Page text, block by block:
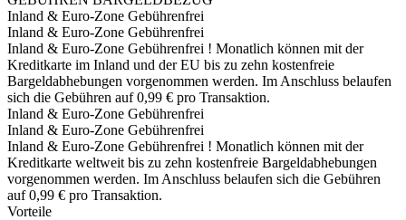
Inland & Euro-Zone Gebührenfrei
Inland & Euro-Zone Gebührenfrei
Inland & Euro-Zone Gebührenfrei ! Monatlich können mit der
Kreditkarte im Inland und der EU bis zu zehn kostenfreie
Bargeldabhebungen vorgenommen werden. Im Anschluss belaufen
sich die Gebühren auf 0,99 € pro Transaktion.
Inland & Euro-Zone Gebührenfrei
Inland & Euro-Zone Gebührenfrei
Inland & Euro-Zone Gebührenfrei ! Monatlich können mit der
Kreditkarte weltweit bis zu zehn kostenfreie Bargeldabhebungen
vorgenommen werden. Im Anschluss belaufen sich die Gebühren
auf 0,99 € pro Transaktion.
Vorteile